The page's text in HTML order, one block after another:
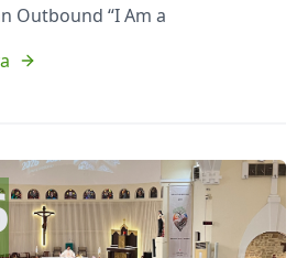
Outbound “I Am a